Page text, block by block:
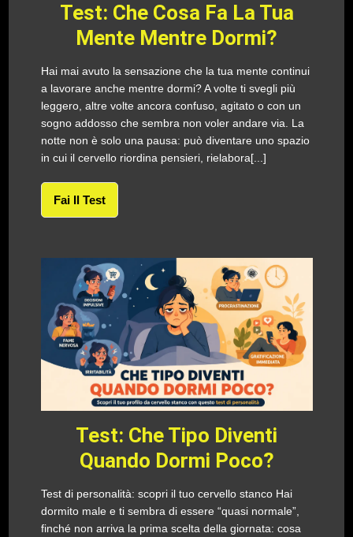
Test: Che Cosa Fa La Tua
Mente Mentre Dormi?
Hai mai avuto la sensazione che la tua mente continui
a lavorare anche mentre dormi? A volte ti svegli più
leggero, altre volte ancora confuso, agitato o con un
sogno addosso che sembra non voler andare via. La
notte non è solo una pausa: può diventare uno spazio
in cui il cervello riordina pensieri, rielabora[...]
Fai Il Test
Test: Che Tipo Diventi
Quando Dormi Poco?
Test di personalità: scopri il tuo cervello stanco Hai
dormito male e ti sembra di essere “quasi normale”,
finché non arriva la prima scelta della giornata: cosa